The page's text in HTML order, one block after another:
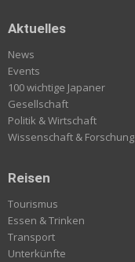
Aktuelles
News
Events
100 wichtige Japaner
Gesellschaft
Politik & Wirtschaft
Wissenschaft & Forschung
Reisen
Tourismus
Essen & Trinken
Transport
Unterkünfte